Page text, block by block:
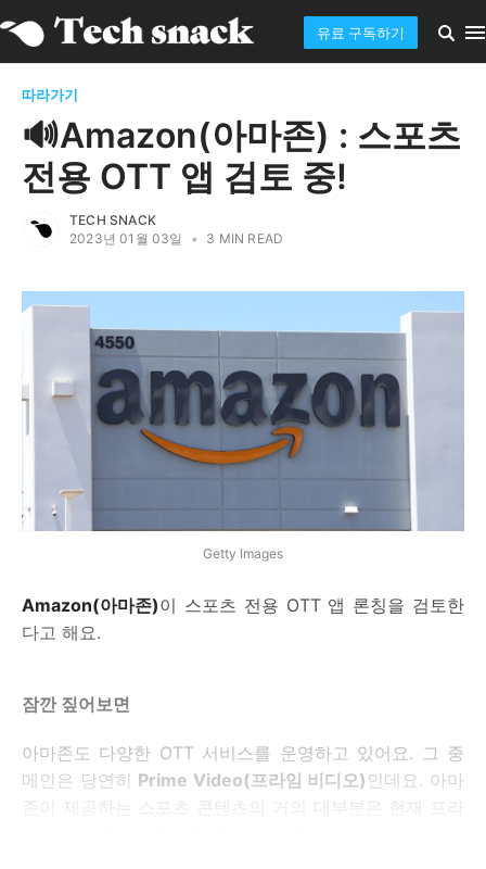
유료 구독하기
따라가기
🔊Amazon(아마존) : 스포츠
전용 OTT 앱 검토 중!
TECH SNACK
2023년 01월 03일
• 3 MIN READ
Getty Images
Amazon(아마존)이 스포츠 전용 OTT 앱 론칭을 검토한
다고 해요.
잠깐 짚어보면
아마존도 다양한 OTT 서비스를 운영하고 있어요. 그 중
메인은 당연히 Prime Video(프라임 비디오) 인데요. 아마
존이 제공하는 스포츠 콘텐츠의 거의 대부분은 현재 프라